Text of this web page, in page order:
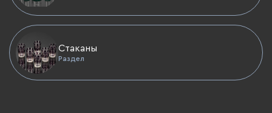
Стаканы
Раздел